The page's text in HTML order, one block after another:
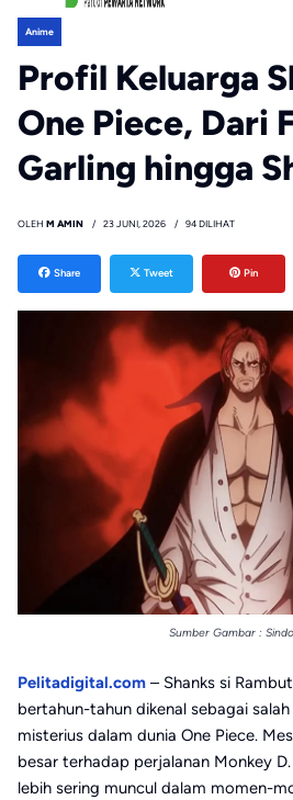
Anime
Profil Keluarga
One Piece, Dari
Garling hingga
OLEH M AMIN 23 JUNI, 2026 94 DILIHAT
Share Tweet Pin
Sumber Gambar :
Pelitadigital.com – Shanks si
bertahun-tahun dikenal sebagai
misterius dalam dunia One Piece.
besar terhadap perjalanan Monkey
lebih sering muncul dalam momen-